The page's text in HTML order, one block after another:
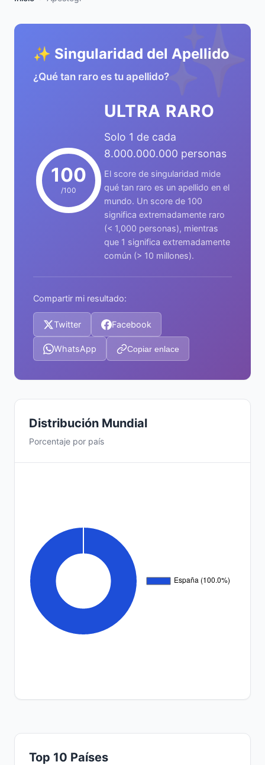
✨
✨ Singularidad del Apellido
¿Qué tan raro es tu apellido?
100
/100
ULTRA RARO
Solo 1 de cada
8.000.000.000 personas
El score de singularidad mide
qué tan raro es un apellido en el
mundo. Un score de 100
significa extremadamente raro
(< 1,000 personas), mientras
que 1 significa extremadamente
común (> 10 millones).
Compartir mi resultado:
Twitter Facebook
WhatsApp Copiar enlace
Distribución Mundial
Porcentaje por país
Top 10 Países